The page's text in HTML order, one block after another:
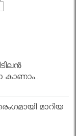
കാണാം..
മാറിയ